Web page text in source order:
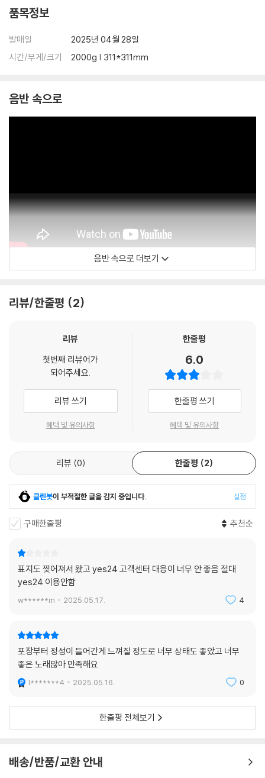
10. call it the end
hwartz, Griff Clawson
- produced by. Griff Clawson, Michael Pollack
- written by. ROSE, Jason Evigan, Wayne Hector, Gian Stone, F
LP 구매시 참고 사항 안내드립니다.
※ 재킷/구성품/포장 상태
1) 제작/배송 과정에 따라 경미한 재킷 주름, 모서리 눌림, 갈라짐이 발생
할 수 있으며 속지(이너 슬리브)는 디스크와의 접촉으로 인해 갈라질 수
2) 디스크 라벨은 공정상 매끄럽게 부착되지 않을 수도 있으며 겉포장 비
3) 일본 제작 LP는 대부분 겉비닐이 밀봉되어 있지 않습니다.
1) 침압 조절 기능이 없는 턴테이블을 사용하시는 경우, (주로 올인원 형태
모델) 다이내믹 사운드의 편차가 큰 트랙을 재생할 때 이상 현상이 발생할
수 있습니다.
하니 침압 조절이 가능한 기기에서 재생하실 것을 권유 드립니다.
2) 디스크는 정전기와 먼지로 인해 재생이 원활하지 않은 경우가 있습니
다. 전용 제품으로 이를 제거하면 대부분 해결됩니다.
3) 바늘에 먼지가 쌓이는 경우에도 재생이 원활하지 않을 수 있습니다.
※ 디스크 외관 불량
렁거리거나 휘어지는 경우가 있습니다.
재생이 불안정한 경우 스태빌라이저를 사용하시면 좀 더 안정적인 재생이
가능합니다.
지되도록 디스크 센터 홀 구경이 작게 제작되는 경우가 있습니다. 턴테이
하시면 해결됩니다.
3) 디스크에 미세한 잔 흠집이 남아있거나 인쇄 면이 깨끗하지 않은 경우
가 있으며, 이는 상품의 불량이 아닙니다. 단, 재생에 이상이 있는 경우에는
불량으로 인한 반품/교환이 가능합니다
※ 컬러 디스크
아래에 해당하는 경우는 불량이 아니므로 개봉 후 반품/교환이 불가합니
2) 컬러 디스크의 특성상 제작 공정시 앨범마다 색상 차이가 나는 경우도
품목정보
발매일
2025년 04월 28일
시간/무게/크기
2000g | 311*311mm
음반 속으로
음반 속으로 더보기
리뷰/한줄평 2
리뷰
첫번째 리뷰어가
되어주세요.
리뷰 쓰기
혜택 및 유의사항
한줄평
6.0
한줄평 쓰기
혜택 및 유의사항
리뷰 0 한줄평 2
클린봇이 부적절한 글을 감지 중입니다. 설정
구매한줄평 추천순
표지도 찢어져서 왔고 yes24 고객센터 대응이 너무 안 좋음 절대
yes24 이용안함
w******m 2025.05.17. 4
포장부터 정성이 들어간게 느껴질 정도로 너무 상태도 좋았고 너무
좋은 노래많아 만족해요
l*******4 2025.05.16. 0
한줄평 전체보기
배송/반품/교환 안내